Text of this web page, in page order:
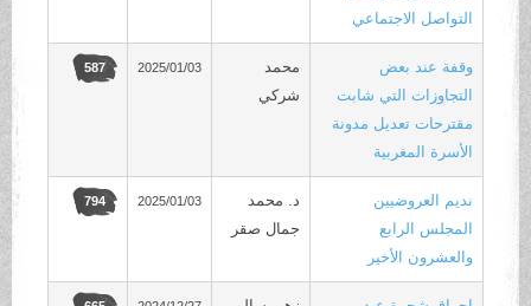
التواصل الاجتماعي
وقفة عند بعض
التجاوزات التي شابت
مقترحات تعديل مدونة
الأسرة المغربية
محمد
شركي
2025/01/03
587
نديم العروضيين
المجلس الرابع
والعشرون الأخير
د. محمد
جمال صقر
2025/01/03
794